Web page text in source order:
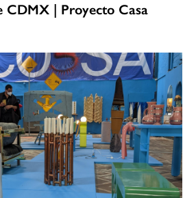
CDMX | Proyecto Casa